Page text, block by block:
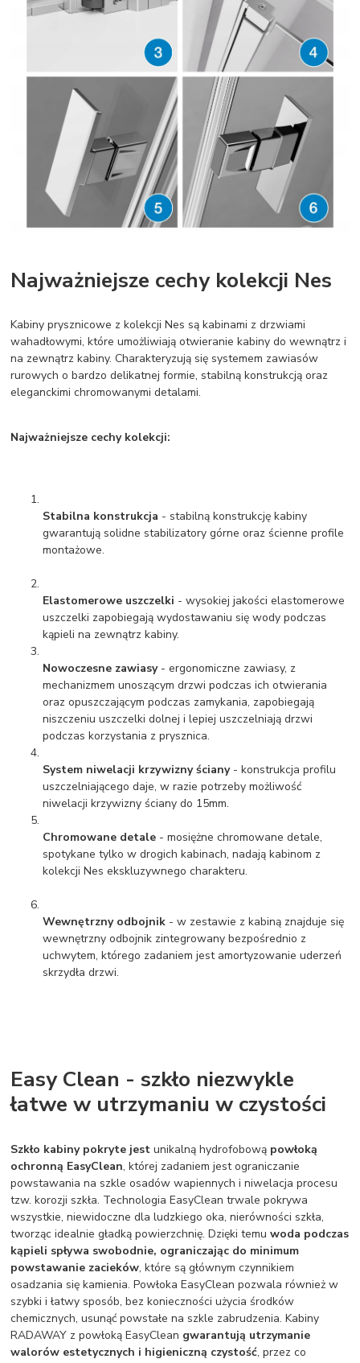
Najważniejsze cechy kolekcji Nes
Kabiny prysznicowe z kolekcji Nes są kabinami z drzwiami
wahadłowymi, które umożliwiają otwieranie kabiny do wewnątrz i
na zewnątrz kabiny. Charakteryzują się systemem zawiasów
rurowych o bardzo delikatnej formie, stabilną konstrukcją oraz
eleganckimi chromowanymi detalami.
Najważniejsze cechy kolekcji:
Stabilna konstrukcja - stabilną konstrukcję kabiny
gwarantują solidne stabilizatory górne oraz ścienne profile
montażowe.
Elastomerowe uszczelki - wysokiej jakości elastomerowe
uszczelki zapobiegają wydostawaniu się wody podczas
kąpieli na zewnątrz kabiny.
Nowoczesne zawiasy- ergonomiczne zawiasy, z
mechanizmem unoszącym drzwi podczas ich otwierania
oraz opuszczającym podczas zamykania, zapobiegają
niszczeniu uszczelki dolnej i lepiej uszczelniają drzwi
podczas korzystania z prysznica.
System niwelacji krzywizny ściany- konstrukcja profilu
uszczelniającego daje, w razie potrzeby możliwość
niwelacji krzywizny ściany do 15mm.
Chromowane detale - mosiężne chromowane detale,
spotykane tylko w drogich kabinach, nadają kabinom z
kolekcji Nes ekskluzywnego charakteru.
Wewnętrzny odbojnik - w zestawie z kabiną znajduje się
wewnętrzny odbojnik zintegrowany bezpośrednio z
uchwytem, którego zadaniem jest amortyzowanie uderzeń
skrzydła drzwi.
Easy Clean - szkło niezwykle
łatwe w utrzymaniu w czystości
Szkło kabiny pokryte jest unikalną hydrofobową powłoką
ochronną EasyClean, której zadaniem jest ograniczanie
powstawania na szkle osadów wapiennych i niwelacja procesu
tzw. korozji szkła. Technologia EasyClean trwale pokrywa
wszystkie, niewidoczne dla ludzkiego oka, nierówności szkła,
tworząc idealnie gładką powierzchnię. Dzięki temuwoda podczas
kąpieli spływa swobodnie, ograniczając do minimum
powstawanie zacieków, które są głównym czynnikiem
osadzania się kamienia. Powłoka EasyClean pozwala również w
szybki i łatwy sposób, bez konieczności użycia środków
chemicznych, usunąć powstałe na szkle zabrudzenia. Kabiny
RADAWAY z powłoką EasyClean gwarantują utrzymanie
walorów estetycznych i higieniczną czystość, przez co